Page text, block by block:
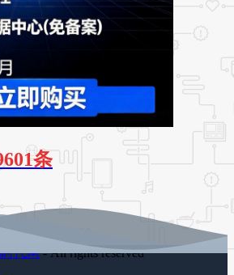
条
代网- All rights reserved